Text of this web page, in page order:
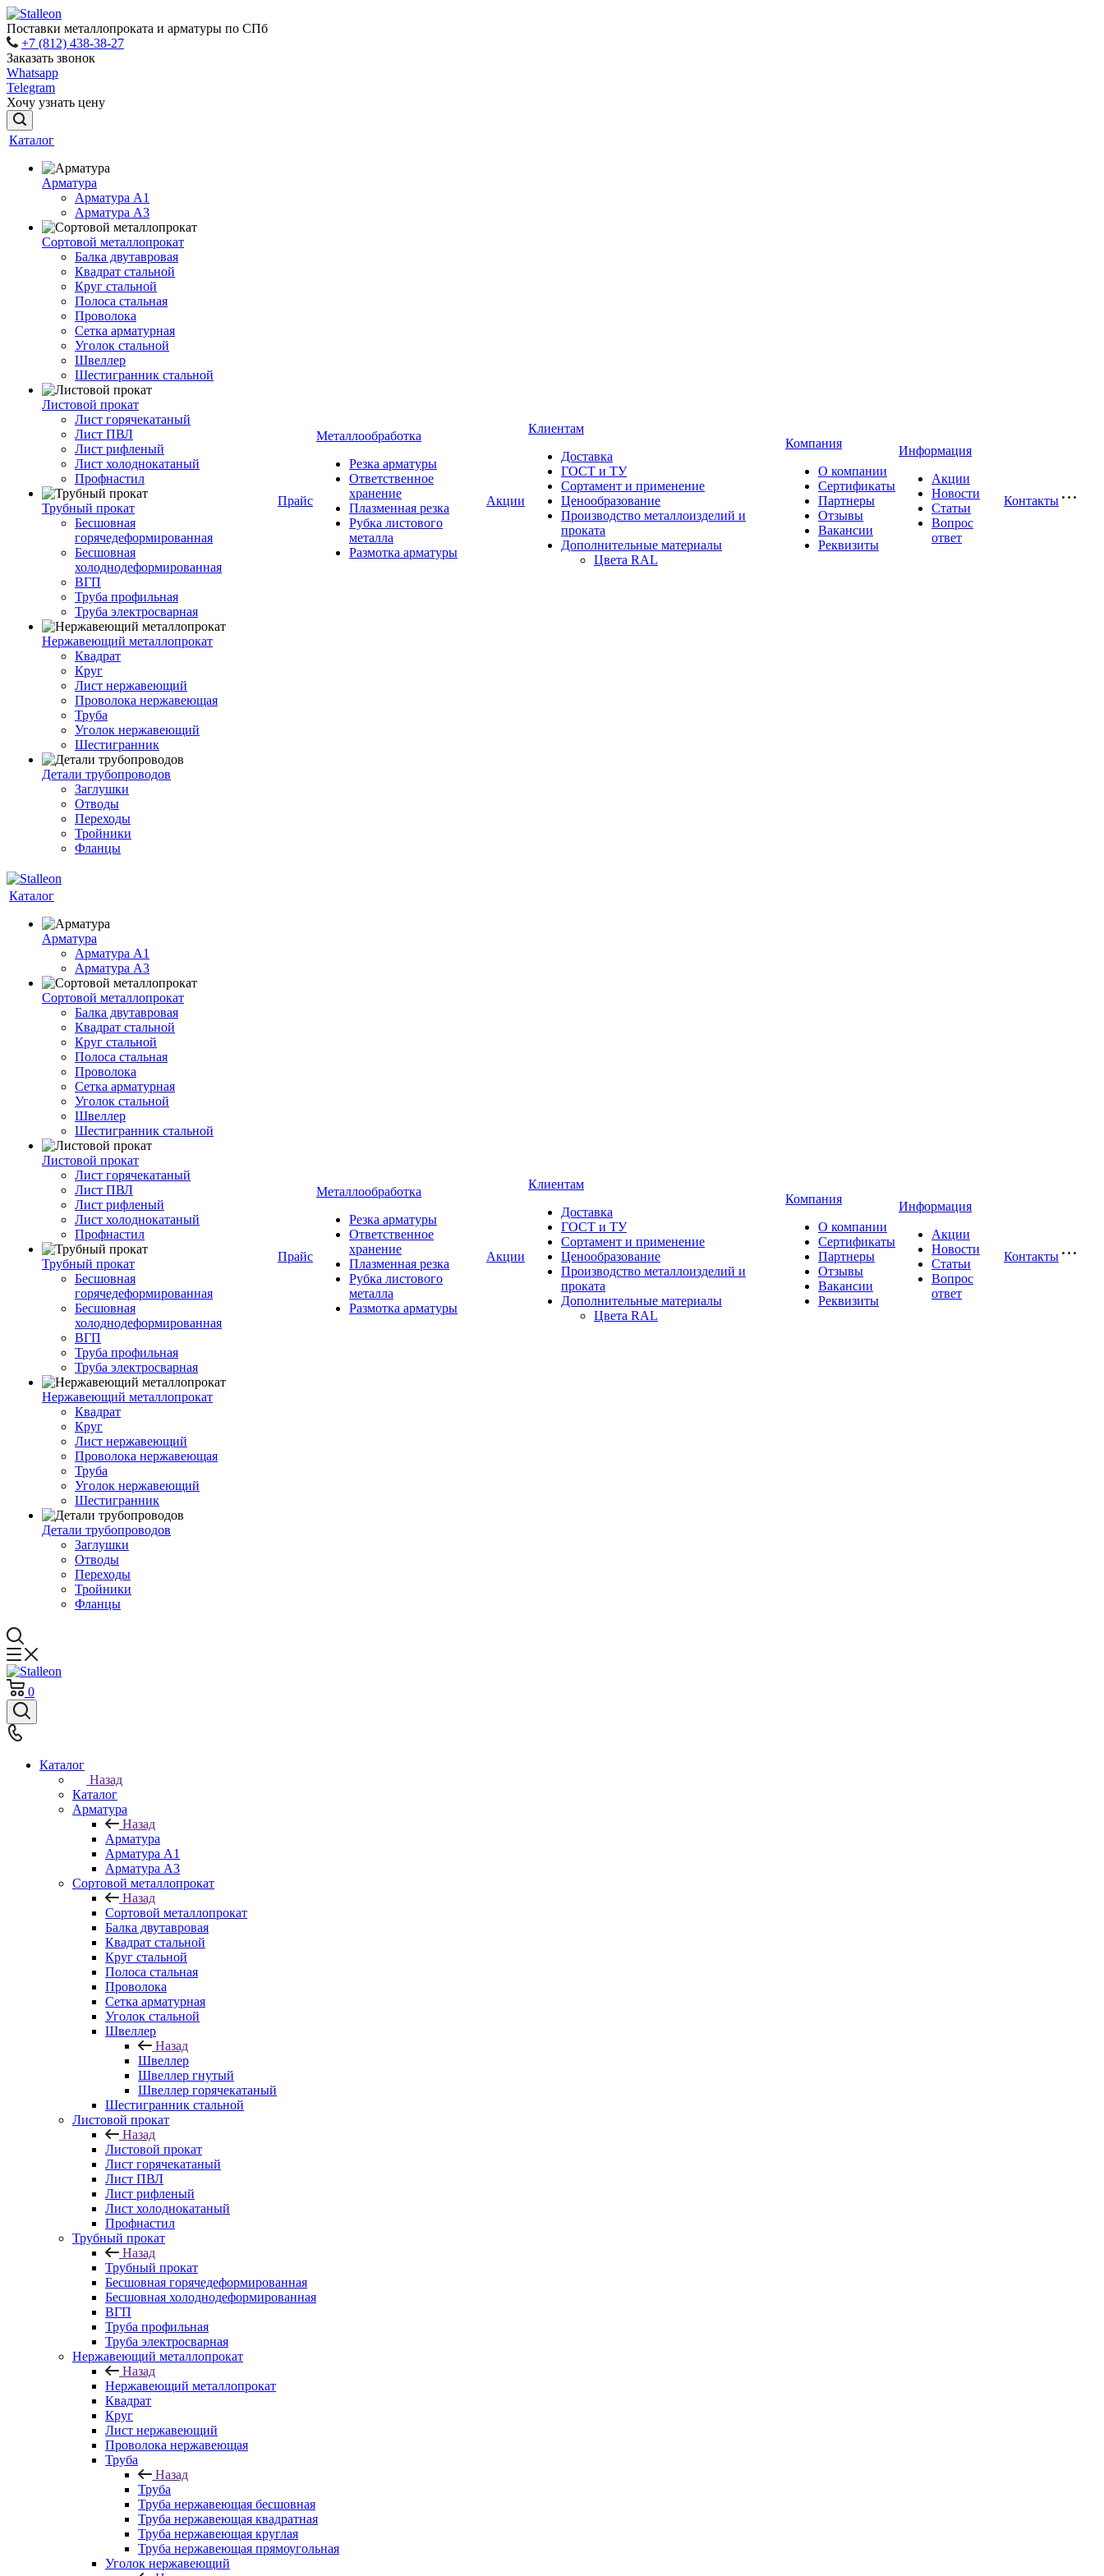
Поставки металлопроката и арматуры по СПб
+7 (812) 438-38-27
Заказать звонок
Whatsapp
Telegram
Хочу узнать цену
Каталог
Арматура
Арматура A1
Арматура А3
Сортовой металлопрокат
Балка двутавровая
Квадрат стальной
Круг стальной
Полоса стальная
Проволока
Сетка арматурная
Уголок стальной
Швеллер
Шестигранник стальной
Листовой прокат
Лист горячекатаный
Лист ПВЛ
Лист рифленый
Лист холоднокатаный
Профнастил
Трубный прокат
Бесшовная
горячедеформированная
Бесшовная
холоднодеформированная
ВГП
Труба профильная
Труба электросварная
Нержавеющий металлопрокат
Квадрат
Круг
Лист нержавеющий
Проволока нержавеющая
Труба
Уголок нержавеющий
Шестигранник
Детали трубопроводов
Заглушки
Отводы
Переходы
Тройники
Фланцы
Прайс
Металлообработка
Резка арматуры
Ответственное
хранение
Плазменная резка
Рубка листового
металла
Размотка арматуры
Акции
Клиентам
Доставка
ГОСТ и ТУ
Сортамент и применение
Ценообразование
Производство металлоизделий и
проката
Дополнительные материалы
Цвета RAL
Компания
О компании
Сертификаты
Партнеры
Отзывы
Вакансии
Реквизиты
Информация
Акции
Новости
Статьи
Вопрос
ответ
Контакты
Каталог
Арматура
Арматура A1
Арматура А3
Сортовой металлопрокат
Балка двутавровая
Квадрат стальной
Круг стальной
Полоса стальная
Проволока
Сетка арматурная
Уголок стальной
Швеллер
Шестигранник стальной
Листовой прокат
Лист горячекатаный
Лист ПВЛ
Лист рифленый
Лист холоднокатаный
Профнастил
Трубный прокат
Бесшовная
горячедеформированная
Бесшовная
холоднодеформированная
ВГП
Труба профильная
Труба электросварная
Нержавеющий металлопрокат
Квадрат
Круг
Лист нержавеющий
Проволока нержавеющая
Труба
Уголок нержавеющий
Шестигранник
Детали трубопроводов
Заглушки
Отводы
Переходы
Тройники
Фланцы
Прайс
Металлообработка
Резка арматуры
Ответственное
хранение
Плазменная резка
Рубка листового
металла
Размотка арматуры
Акции
Клиентам
Доставка
ГОСТ и ТУ
Сортамент и применение
Ценообразование
Производство металлоизделий и
проката
Дополнительные материалы
Цвета RAL
Компания
О компании
Сертификаты
Партнеры
Отзывы
Вакансии
Реквизиты
Информация
Акции
Новости
Статьи
Вопрос
ответ
Контакты
0
Каталог
Назад
Каталог
Арматура
Назад
Арматура
Арматура A1
Арматура А3
Сортовой металлопрокат
Назад
Сортовой металлопрокат
Балка двутавровая
Квадрат стальной
Круг стальной
Полоса стальная
Проволока
Сетка арматурная
Уголок стальной
Швеллер
Назад
Швеллер
Швеллер гнутый
Швеллер горячекатаный
Шестигранник стальной
Листовой прокат
Назад
Листовой прокат
Лист горячекатаный
Лист ПВЛ
Лист рифленый
Лист холоднокатаный
Профнастил
Трубный прокат
Назад
Трубный прокат
Бесшовная горячедеформированная
Бесшовная холоднодеформированная
ВГП
Труба профильная
Труба электросварная
Нержавеющий металлопрокат
Назад
Нержавеющий металлопрокат
Квадрат
Круг
Лист нержавеющий
Проволока нержавеющая
Труба
Назад
Труба
Труба нержавеющая бесшовная
Труба нержавеющая квадратная
Труба нержавеющая круглая
Труба нержавеющая прямоугольная
Уголок нержавеющий